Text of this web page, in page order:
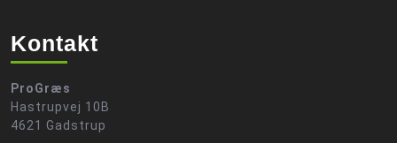
Kontakt
ProGræs
Hastrupvej 10B
4621 Gadstrup